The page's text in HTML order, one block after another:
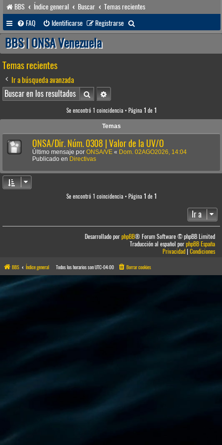
BBS Índice general Buscar
Temas recientes
FAQ
Identificarse Registrarse
u
BBS | ONSA Venezuela
Temas recientes
Ir a búsqueda avanzada
BuscarBúsqueda avanzada
Se encontró 1 coincidencia • Página 1 de 1
Temas
ONSA/Dir. Núm. 0308 | Valor de la UV/O
Último mensaje por ONSA/VE « Dom. 02AGO2026, 14:04
Publicado en Directivas
Se encontró 1 coincidencia • Página 1 de 1
Ir a
Desarrollado porphpBB® Forum Software © phpBB Limited
Traducción al español porphpBB España
Privacidad|Condiciones
BBS Índice general Todos los horarios sonUTC-04:00 Borrar cookies